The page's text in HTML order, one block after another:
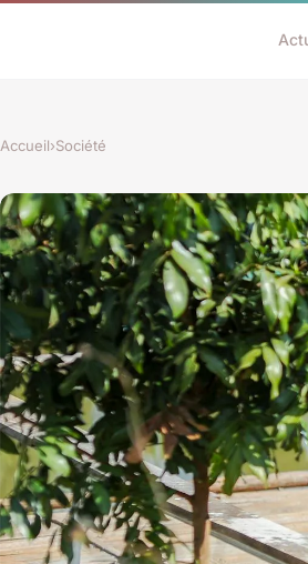
Accueil›Société